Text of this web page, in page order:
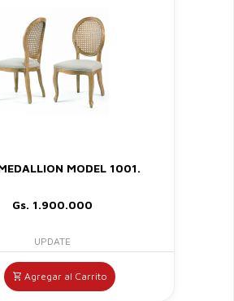
MODEL 1001.
Gs. 1.900.000
UPDATE
Agregar al Carrito